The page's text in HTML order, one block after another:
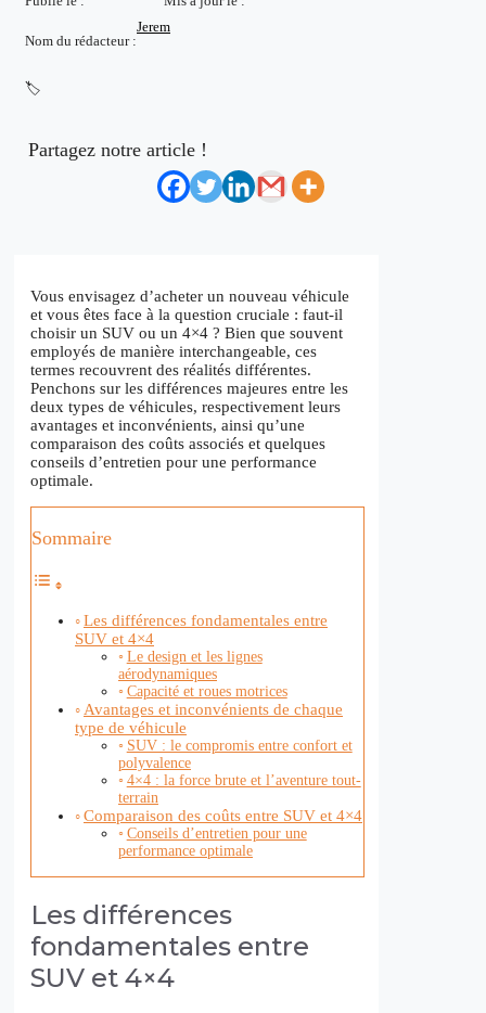
Nom du rédacteur :
Jerem
🏷️
Partagez notre article !
Vous envisagez d’acheter un nouveau véhicule
et vous êtes face à la question cruciale : faut-il
choisir un SUV ou un 4×4 ? Bien que souvent
employés de manière interchangeable, ces
termes recouvrent des réalités différentes.
Penchons sur les différences majeures entre les
deux types de véhicules, respectivement leurs
avantages et inconvénients, ainsi qu’une
comparaison des coûts associés et quelques
conseils d’entretien pour une performance
optimale.
Sommaire
Les différences fondamentales entre
SUV et 4×4
Le design et les lignes
aérodynamiques
Capacité et roues motrices
Avantages et inconvénients de chaque
type de véhicule
SUV : le compromis entre confort et
polyvalence
4×4 : la force brute et l’aventure tout-
terrain
Comparaison des coûts entre SUV et 4×4
Conseils d’entretien pour une
performance optimale
Les différences
fondamentales entre
SUV et 4×4